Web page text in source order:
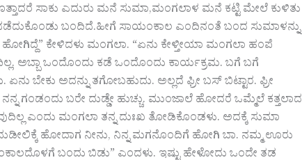
ಸಾಕು ಎದುರು ಮನೆ ಸುಮಾ,ಮಂಗಲಾಳ ಮನೆ ಕಟ್ಟಿ ಮೇಲೆ ಕುಳಿತು
ಬಂದಿದೆ.ಹೀಗೆ ಸಾಯಂಕಾಲ ಎಂದಿನಂತೆ ಬಂದ ಸುಮಾಳನ್ನು
ಹೋಗಿದ್ದೆ” ಕೇಳಿದಳು ಮಂಗಲಾ. “ಏನು ಕೇಳ್ತೀಯಾ ಮಂಗಲಾ ಹಂಪೆ
ಅಬ್ಬಾ ಒಂದೊಂದು ಕಡೆ ಒಂದೊಂದು ಕಾರ್ಯಕ್ರಮ. ಬಗೆ ಬಗೆ
ಬೇಕು ಅದನ್ನು ತಗೋಬಹುದು. ಅಲ್ಲದೆ ಫ್ರೀ ಬಸ್ ಬಿಟ್ಟಾರ. ಫ್ರೀ
ಗಂಡಂದು ಬರೇ ದುಡ್ಡೇ ಹುಚ್ಚು. ಮುಂಜಾಲೆ ಹೋದರೆ ಒಮ್ಮೆಲೆ ಕತ್ತಲಾದ
ಎಂದು ಮಂಗಲಾ ತನ್ನ ದುಃಖ ತೋಡಿಕೊಂಡಳು. ಅದಕ್ಕೆ ಸುಮಾ
ಹೋದಾಗ ನೀನು, ನಿನ್ನ ಮಗನೊಂದಿಗೆ ಹೋಗಿ ಬಾ. ನಮ್ಮ ಊರು
ಬಂದು ಬಿಡು” ಎಂದಳು. ಇಷ್ಟು ಹೇಳೋದು ಒಂದೇ ತಡ